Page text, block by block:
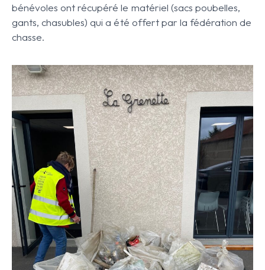
bénévoles ont récupéré le matériel (sacs poubelles,
gants, chasubles) qui a été offert par la fédération de
chasse.